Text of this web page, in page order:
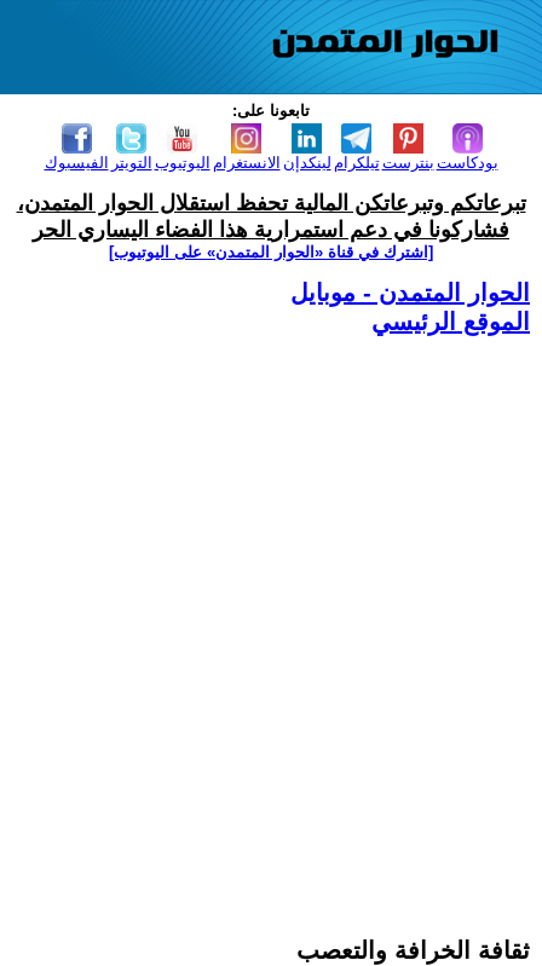
تابعونا على:
الفيسبوك التويتر اليوتيوب الانستغرام لينكدإن تيلكرامبنترست بودكاست
تبرعاتكم وتبرعاتكن المالية تحفظ استقلال الحوار المتمدن،
فشاركونا في دعم استمرارية هذا الفضاء اليساري الحر
[اشترك في قناة ‫«الحوار المتمدن» على اليوتيوب]
الحوار المتمدن - موبايل
الموقع الرئيسي
ثقافة الخرافة والتعصب